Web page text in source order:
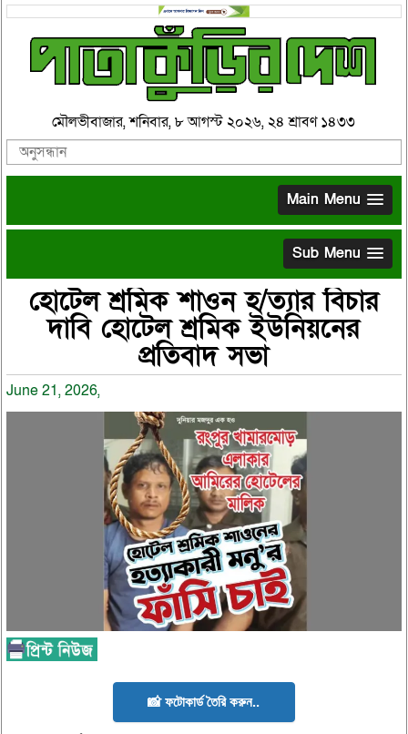
মৌলভীবাজার, শনিবার, ৮ আগস্ট ২০২৬, ২৪ শ্রাবণ ১৪৩৩
Main Menu
Sub Menu
হোটেল শ্রমিক শাওন হ/ত্যার বিচার
দাবি হোটেল শ্রমিক ইউনিয়নের
প্রতিবাদ সভা
June 21, 2026,
📸 ফটোকার্ড তৈরি করুন..